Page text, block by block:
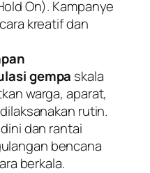
On). Kampanye
kreatif dan
gempa skala
warga, aparat,
rutin.
dan rantai
bencana
berkala.